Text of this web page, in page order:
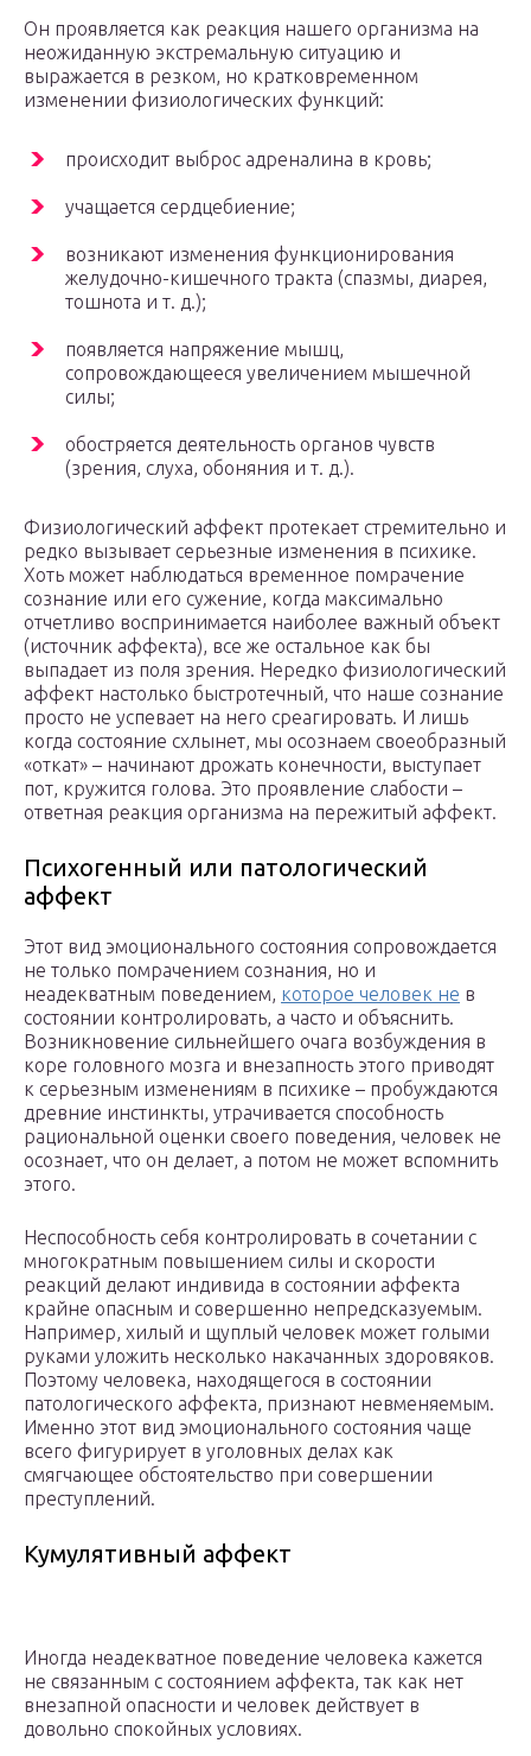
Он проявляется как реакция нашего организма на
неожиданную экстремальную ситуацию и
выражается в резком, но кратковременном
изменении физиологических функций:
происходит выброс адреналина в кровь;
учащается сердцебиение;
возникают изменения функционирования
желудочно-кишечного тракта (спазмы, диарея,
тошнота и т. д.);
появляется напряжение мышц,
сопровождающееся увеличением мышечной
силы;
обостряется деятельность органов чувств
(зрения, слуха, обоняния и т. д.).
Физиологический аффект протекает стремительно и
редко вызывает серьезные изменения в психике.
Хоть может наблюдаться временное помрачение
сознание или его сужение, когда максимально
отчетливо воспринимается наиболее важный объект
(источник аффекта), все же остальное как бы
выпадает из поля зрения. Нередко физиологический
аффект настолько быстротечный, что наше сознание
просто не успевает на него среагировать. И лишь
когда состояние схлынет, мы осознаем своеобразный
«откат» – начинают дрожать конечности, выступает
пот, кружится голова. Это проявление слабости –
ответная реакция организма на пережитый аффект.
Психогенный или патологический
аффект
Этот вид эмоционального состояния сопровождается
не только помрачением сознания, но и
неадекватным поведением, которое человек не в
состоянии контролировать, а часто и объяснить.
Возникновение сильнейшего очага возбуждения в
коре головного мозга и внезапность этого приводят
к серьезным изменениям в психике – пробуждаются
древние инстинкты, утрачивается способность
рациональной оценки своего поведения, человек не
осознает, что он делает, а потом не может вспомнить
этого.
Неспособность себя контролировать в сочетании с
многократным повышением силы и скорости
реакций делают индивида в состоянии аффекта
крайне опасным и совершенно непредсказуемым.
Например, хилый и щуплый человек может голыми
руками уложить несколько накачанных здоровяков.
Поэтому человека, находящегося в состоянии
патологического аффекта, признают невменяемым.
Именно этот вид эмоционального состояния чаще
всего фигурирует в уголовных делах как
смягчающее обстоятельство при совершении
преступлений.
Кумулятивный аффект
Иногда неадекватное поведение человека кажется
не связанным с состоянием аффекта, так как нет
внезапной опасности и человек действует в
довольно спокойных условиях.